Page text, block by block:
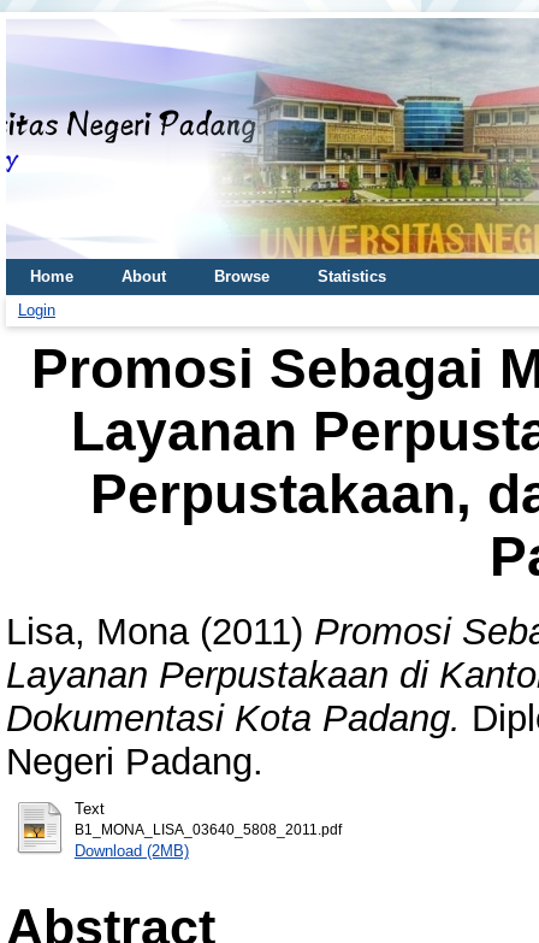
Home About Browse
Statistics
Login
Promosi Sebagai
Layanan
Perpustakaan,
Lisa, Mona(2011) Promosi
Layanan Perpustakaan di
Dokumentasi Kota Padang.
Negeri Padang.
Text
B1_MONA_LISA_03640_5808_2011.pdf
Download (2MB)
Abstract